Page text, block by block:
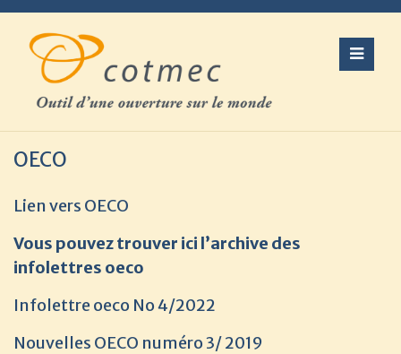
Skip
content
OECO
Lien vers OECO
Vous pouvez trouver ici l’archive des
infolettres oeco
Infolettre oeco No 4/2022
Nouvelles OECO numéro 3/ 2019